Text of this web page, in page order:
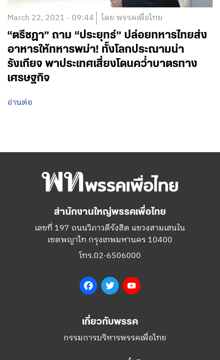
March 22, 2021 - 09:44 โดย พรรคเพื่อไทย
“ตรีชฏา” ถาม “ประยุทธ์” ปล่อยทหารไทยส่ง
อาหารให้ทหารพม่า! ทั้งโลกประณามน่า
รังเกียจ พาประเทศเสี่ยงโดนคว่ำบาตรทาง
เศรษฐกิจ
อ่านต่อ
สำนักงานใหญ่พรรคเพื่อไทย
เลขที่ 197 ถนนวิภาวดีรังสิต แขวงสามเสนใน
เขตพญาไท กรุงเทพมหานคร 10400
โทร.02-6506000
FacebookTwitter
เกี่ยวกับพรรค
กรรมการบริหารพรรคเพื่อไทย